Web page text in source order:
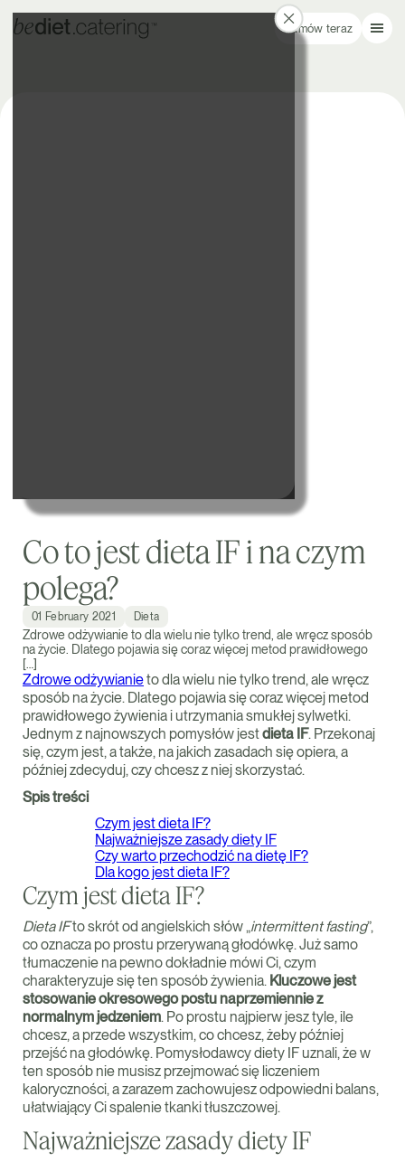
Zamów teraz
Co to jest dieta IF i na czym
polega?
01 February 2021 Dieta
Zdrowe odżywianie to dla wielu nie tylko trend, ale wręcz sposób
na życie. Dlatego pojawia się coraz więcej metod prawidłowego
[…]
Zdrowe odżywianieto dla wielu nie tylko trend, ale wręcz
sposób na życie. Dlatego pojawia się coraz więcej metod
prawidłowego żywienia i utrzymania smukłej sylwetki.
Jednym z najnowszych pomysłów jestdieta IF. Przekonaj
się, czym jest, a także, na jakich zasadach się opiera, a
później zdecyduj, czy chcesz z niej skorzystać.
Spis treści
Czym jest dieta IF?
Najważniejsze zasady diety IF
Czy warto przechodzić na dietę IF?
Dla kogo jest dieta IF?
Czym jest dieta IF?
Dieta IFto skrót od angielskich słów „intermittent fasting”,
co oznacza po prostu przerywaną głodówkę. Już samo
tłumaczenie na pewno dokładnie mówi Ci, czym
charakteryzuje się ten sposób żywienia. Kluczowe jest
stosowanie okresowego postu naprzemiennie z
normalnym jedzeniem. Po prostu najpierw jesz tyle, ile
chcesz, a przede wszystkim, co chcesz, żeby później
przejść na głodówkę. Pomysłodawcy diety IF uznali, że w
ten sposób nie musisz przejmować się liczeniem
kaloryczności, a zarazem zachowujesz odpowiedni balans,
ułatwiający Ci spalenie tkanki tłuszczowej.
Najważniejsze zasady diety IF